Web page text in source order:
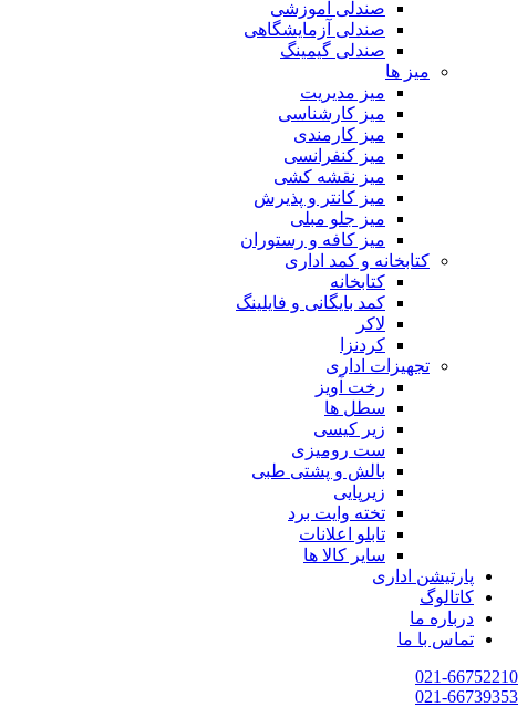
صندلی آموزشی
صندلی آزمایشگاهی
صندلی گیمینگ
میز ها
میز مدیریت
میز کارشناسی
میز کارمندی
میز کنفرانسی
میز نقشه کشی
میز کانتر و پذیرش
میز جلو مبلی
میز کافه و رستوران
کتابخانه و کمد اداری
کتابخانه
کمد بایگانی و فایلینگ
لاکر
کردنزا
تجهیزات اداری
رخت آویز
سطل ها
زیر کیسی
ست رومیزی
بالش و پشتی طبی
زیرپایی
تخته وایت برد
تابلو اعلانات
سایر کالا ها
پارتیشن اداری
کاتالوگ
درباره ما
تماس با ما
021-66752210
021-66739353